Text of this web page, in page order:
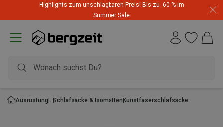
Highlights zum unschlagbaren Preis! Bis zu -60 % im
Summer Sale
Ausrüstung Schlafsäcke & IsomattenKunstfaserschlafsäcke